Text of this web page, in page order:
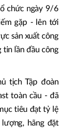
chức ngày 9/6
gặp - lên tới
sản xuất công
lần đầu công
tịch Tập đoàn
toàn cầu - đã
tiêu đạt tỷ lệ
hãng đặt